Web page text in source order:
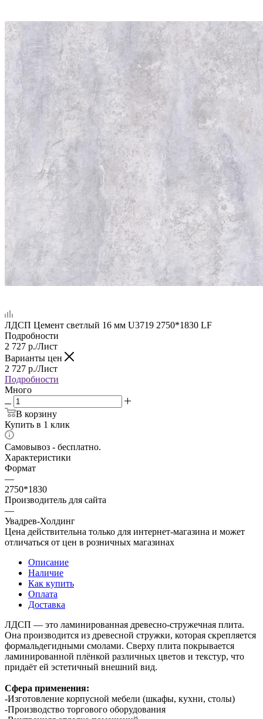
ЛДСП Цемент светлый 16 мм U3719 2750*1830 LF
Подробности
2 727 р./Лист
Варианты цен
2 727 р./Лист
Подробности
Много
В корзину
Купить в 1 клик
Самовывоз - бесплатно.
Характеристики
Формат
—
2750*1830
Производитель для сайта
—
Увадрев-Холдинг
Цена действительна только для интернет-магазина и может
отличаться от цен в розничных магазинах
Описание
Наличие
Как купить
Оплата
Доставка
ЛДСП — это ламинированная древесно-стружечная плита.
Она производится из древесной стружки, которая скрепляется
формальдегидными смолами. Сверху плита покрывается
ламинированной плёнкой различных цветов и текстур, что
придаёт ей эстетичный внешний вид.
Сфера применения:
-Изготовление корпусной мебели (шкафы, кухни, столы)
-Производство торгового оборудования